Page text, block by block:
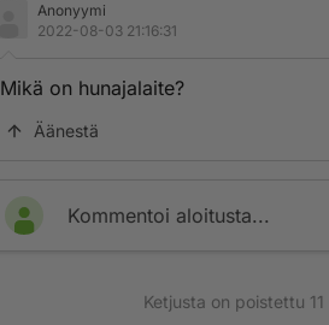
Anonyymi
2022-08-03 21:16:31
Mikä on hunajalaite?
Äänestä
Kommentoi aloitusta...
Ketjusta on poistettu 11